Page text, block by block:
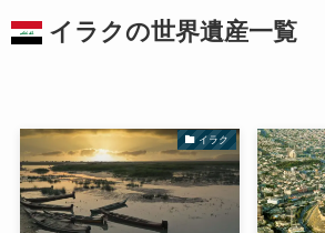
イラクの世界遺産一覧
イラク